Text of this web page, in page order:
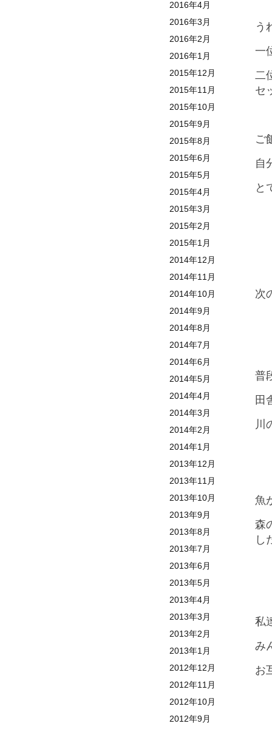
2016年4月
2016年3月
2016年2月
2016年1月
2015年12月
2015年11月
2015年10月
2015年9月
2015年8月
2015年6月
2015年5月
2015年4月
2015年3月
2015年2月
2015年1月
2014年12月
2014年11月
2014年10月
2014年9月
2014年8月
2014年7月
2014年6月
2014年5月
2014年4月
2014年3月
2014年2月
2014年1月
2013年12月
2013年11月
2013年10月
2013年9月
2013年8月
2013年7月
2013年6月
2013年5月
2013年4月
2013年3月
2013年2月
2013年1月
2012年12月
2012年11月
2012年10月
2012年9月
う
一
二
セ
ご
自
と
次
普
田
川
魚
森
し
私
み
お